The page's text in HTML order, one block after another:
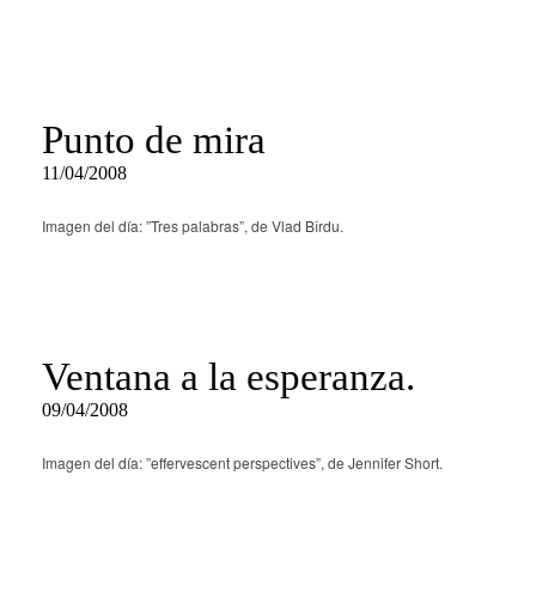
Punto de mira
11/04/2008
Imagen del día: ”Tres palabras”, de Vlad Bîrdu.
Ventana a la esperanza.
09/04/2008
Imagen del día: ”effervescent perspectives”, de Jennifer Short.